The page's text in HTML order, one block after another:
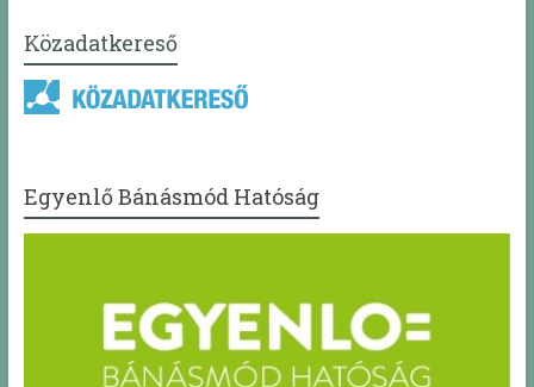
Közadatkereső
Egyenlő Bánásmód Hatóság